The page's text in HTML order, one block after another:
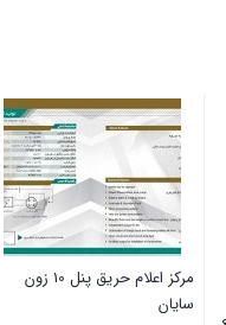
مرکز اعلام حریق پنل 10 زون
سایان